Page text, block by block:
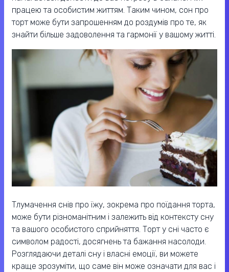
працею та особистим життям. Таким чином, сон про
торт може бути запрошенням до роздумів про те, як
знайти більше задоволення та гармонії у вашому житті.
Тлумачення снів про їжу, зокрема про поїдання торта,
може бути різноманітним і залежить від контексту сну
та вашого особистого сприйняття. Торт у сні часто є
символом радості, досягнень та бажання насолоди.
Розглядаючи деталі сну і власні емоції, ви можете
краще зрозуміти, що саме він може означати для вас і